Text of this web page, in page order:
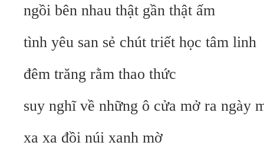
ngồi bên nhau thật gần thật ấm
tình yêu san sẻ chút triết học tâm linh
đêm trăng rằm thao thức
suy nghĩ về những ô cửa mở ra ngày
xa xa đồi núi xanh mờ